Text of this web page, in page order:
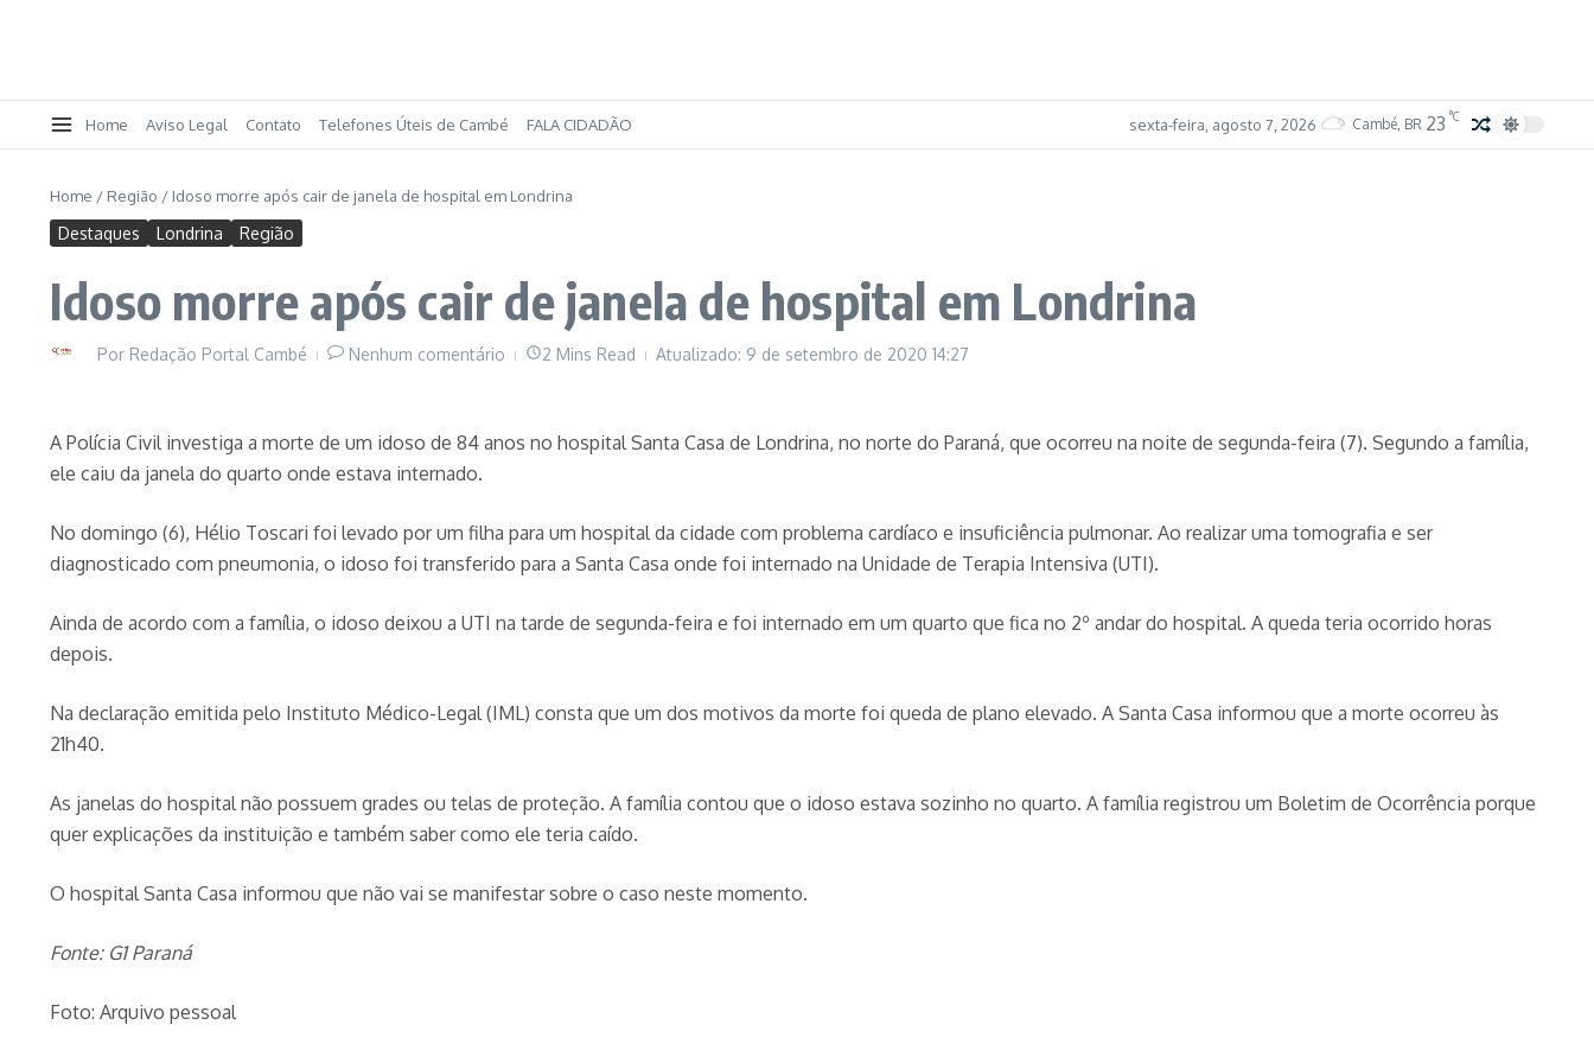
Home Aviso Legal Contato Telefones Úteis de Cambé FALA CIDADÃO sexta-feira, agosto 7, 2026 Cambé, BR 23 °C
Home / Região / Idoso morre após cair de janela de hospital em Londrina
Destaques Londrina Região
Idoso morre após cair de janela de hospital em Londrina
Por Redação Portal Cambé Nenhum comentário 2 Mins Read Atualizado: 9 de setembro de 2020 14:27
A Polícia Civil investiga a morte de um idoso de 84 anos no hospital Santa Casa de Londrina, no norte do Paraná, que ocorreu na noite de segunda-feira (7). Segundo a família,
ele caiu da janela do quarto onde estava internado.
No domingo (6), Hélio Toscari foi levado por um filha para um hospital da cidade com problema cardíaco e insuficiência pulmonar. Ao realizar uma tomografia e ser
diagnosticado com pneumonia, o idoso foi transferido para a Santa Casa onde foi internado na Unidade de Terapia Intensiva (UTI).
Ainda de acordo com a família, o idoso deixou a UTI na tarde de segunda-feira e foi internado em um quarto que fica no 2º andar do hospital. A queda teria ocorrido horas
depois.
Na declaração emitida pelo Instituto Médico-Legal (IML) consta que um dos motivos da morte foi queda de plano elevado. A Santa Casa informou que a morte ocorreu às
21h40.
As janelas do hospital não possuem grades ou telas de proteção. A família contou que o idoso estava sozinho no quarto. A família registrou um Boletim de Ocorrência porque
quer explicações da instituição e também saber como ele teria caído.
O hospital Santa Casa informou que não vai se manifestar sobre o caso neste momento.
Fonte: G1 Paraná
Foto: Arquivo pessoal